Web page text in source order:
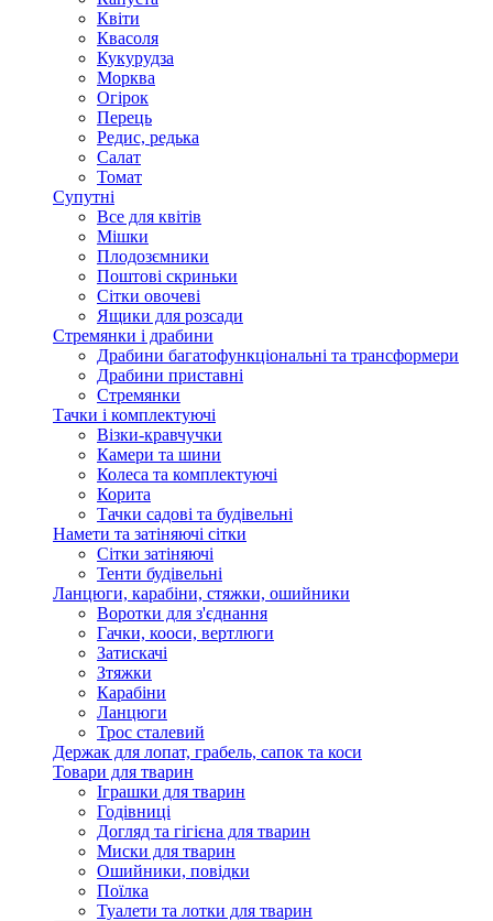
Квіти
Квасоля
Кукурудза
Морква
Огірок
Перець
Редис, редька
Салат
Томат
Супутні
Все для квітів
Мішки
Плодозємники
Поштові скриньки
Сітки овочеві
Ящики для розсади
Стремянки і драбини
Драбини багатофункціональні та трансформери
Драбини приставні
Стремянки
Тачки і комплектуючі
Візки-кравчучки
Камери та шини
Колеса та комплектуючі
Корита
Тачки садові та будівельні
Намети та затіняючі сітки
Сітки затіняючі
Тенти будівельні
Ланцюги, карабіни, стяжки, ошийники
Воротки для з'єднання
Гачки, кооси, вертлюги
Затискачі
Зтяжки
Карабіни
Ланцюги
Трос сталевий
Держак для лопат, грабель, сапок та коси
Товари для тварин
Іграшки для тварин
Годівниці
Догляд та гігієна для тварин
Миски для тварин
Ошийники, повідки
Поїлка
Туалети та лотки для тварин